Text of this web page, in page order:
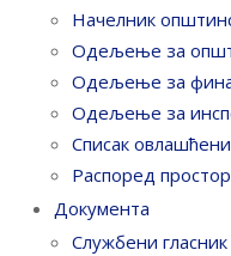
Начелник
Одељење за
Одељење за
Одељење за
Списак
Распоред
Документа
Службени гласник